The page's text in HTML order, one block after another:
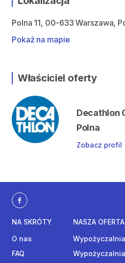
Polna 11, 00-633 Warszawa,
Pokaż na mapie
Właściciel oferty
Decathlon
Polna
Zobacz profil
NA SKRÓTY
O nas
FAQ
NASZA OFERTA